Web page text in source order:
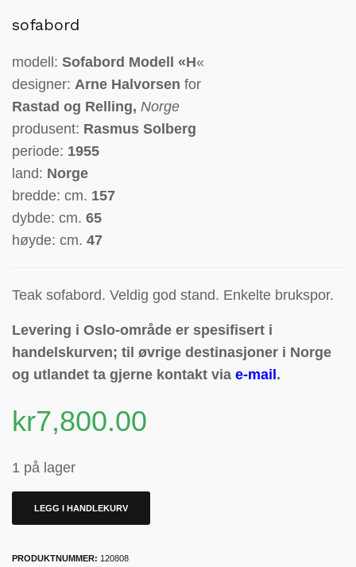
sofabord
modell: Sofabord Modell «H«
designer: Arne Halvorsen for
Rastad og Relling, Norge
produsent: Rasmus Solberg
periode: 1955
land: Norge
bredde: cm. 157
dybde: cm. 65
høyde: cm. 47
Teak sofabord. Veldig god stand. Enkelte brukspor.
Levering i Oslo-område er spesifisert i
handelskurven; til øvrige destinasjoner i Norge
og utlandet ta gjerne kontakt via e-mail .
kr7,800.00
1 på lager
LEGG I HANDLEKURV
PRODUKTNUMMER: 120808